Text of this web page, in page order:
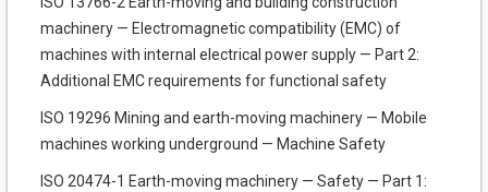
machinery — Electromagnetic compatibility (EMC) of
machines with internal electrical power supply — Part 2:
Additional EMC requirements for functional safety
ISO 19296 Mining and earth-moving machinery — Mobile
machines working underground — Machine Safety
ISO 20474-1 Earth-moving machinery — Safety — Part 1: